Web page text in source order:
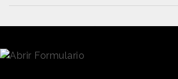
Dirección: Calle Antonio Pirala 29.